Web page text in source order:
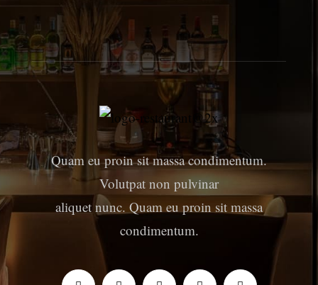
Quam eu proin sit massa condimentum.
Volutpat non pulvinar
aliquet nunc. Quam eu proin sit massa
condimentum.